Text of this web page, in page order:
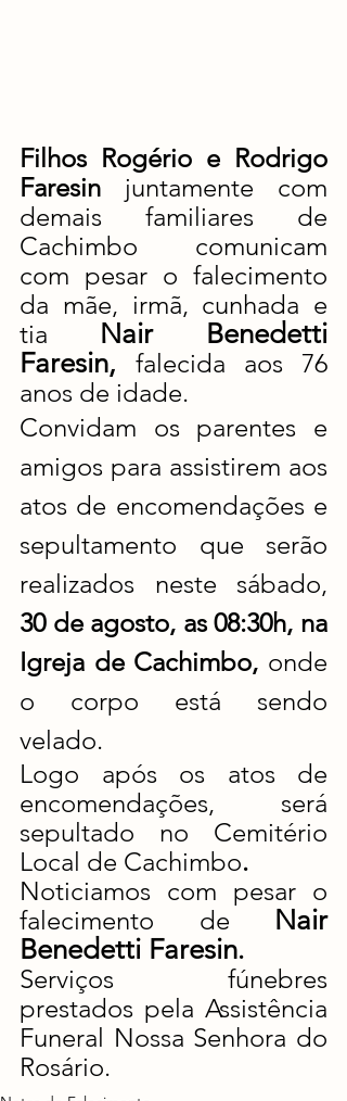
Filhos Rogério e Rodrigo
Faresin juntamente com
demais familiares de
Cachimbo comunicam
com pesar o falecimento
da mãe, irmã, cunhada e
tia Nair Benedetti
Faresin, falecida aos 76
anos de idade.
Convidam os parentes e
amigos para assistirem aos
atos de encomendações e
sepultamento que serão
realizados neste sábado,
30 de agosto, as 08:30h, na
Igreja de Cachimbo, onde
o corpo está sendo
velado.
Logo após os atos de
encomendações, será
sepultado no Cemitério
Local de Cachimbo.
Noticiamos com pesar o
falecimento de Nair
Benedetti Faresin.
Serviços fúnebres
prestados pela Assistência
Funeral Nossa Senhora do
Rosário.